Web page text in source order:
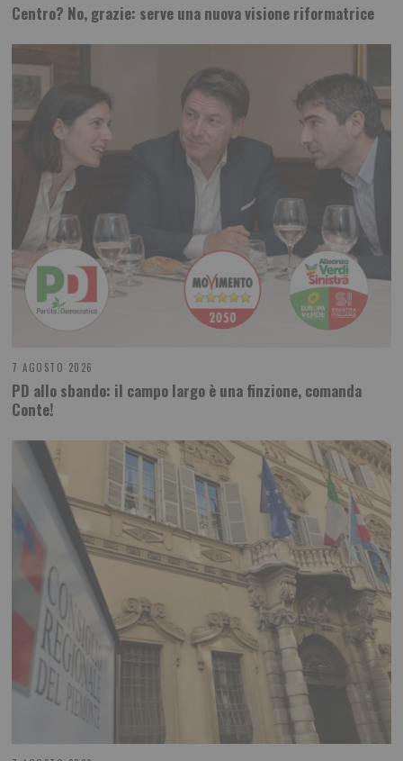
Centro? No, grazie: serve una nuova visione riformatrice
7 AGOSTO 2026
PD allo sbando: il campo largo è una finzione, comanda
Conte!